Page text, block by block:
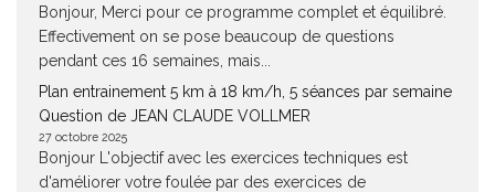
Bonjour, Merci pour ce programme complet et équilibré.
Effectivement on se pose beaucoup de questions
pendant ces 16 semaines, mais...
Plan entrainement 5 km à 18 km/h, 5 séances par semaine
Question de JEAN CLAUDE VOLLMER
27 octobre 2025
Bonjour L'objectif avec les exercices techniques est
d'améliorer votre foulée par des exercices de